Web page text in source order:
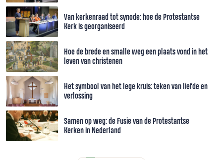
Van kerkenraad tot synode: hoe de Protestantse
Kerk is georganiseerd
Hoe de brede en smalle weg een plaats vond in het
leven van christenen
Het symbool van het lege kruis: teken van liefde en
verlossing
Samen op weg: de Fusie van de Protestantse
Kerken in Nederland